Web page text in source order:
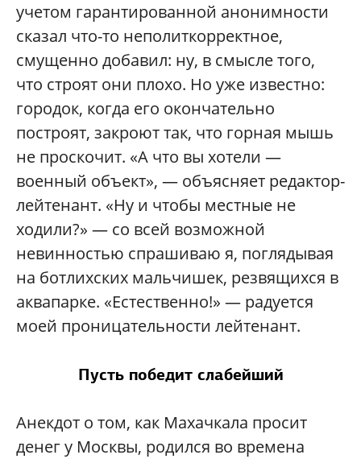
учетом гарантированной анонимности
сказал что-то неполиткорректное,
смущенно добавил: ну, в смысле того,
что строят они плохо. Но уже известно:
городок, когда его окончательно
построят, закроют так, что горная мышь
не проскочит. «А что вы хотели —
военный объект», — объясняет редактор-
лейтенант. «Ну и чтобы местные не
ходили?» — со всей возможной
невинностью спрашиваю я, поглядывая
на ботлихских мальчишек, резвящихся в
аквапарке. «Естественно!» — радуется
моей проницательности лейтенант.
Пусть победит слабейший
Анекдот о том, как Махачкала просит
денег у Москвы, родился во времена